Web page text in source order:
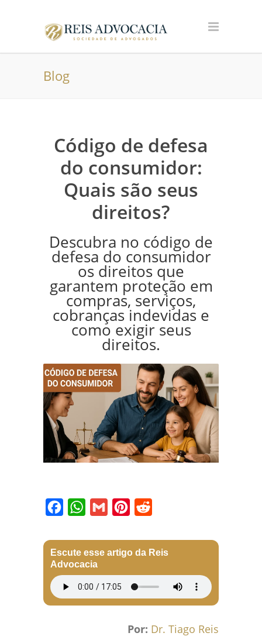
Blog
Código de defesa
do consumidor:
Quais são seus
direitos?
Descubra no código de
defesa do consumidor
os direitos que
garantem proteção em
compras, serviços,
cobranças indevidas e
como exigir seus
direitos.
FacebookWhatsApp
Gmail Pinterest
Escute esse artigo da Reis
Advocacia
Por: Dr. Tiago Reis